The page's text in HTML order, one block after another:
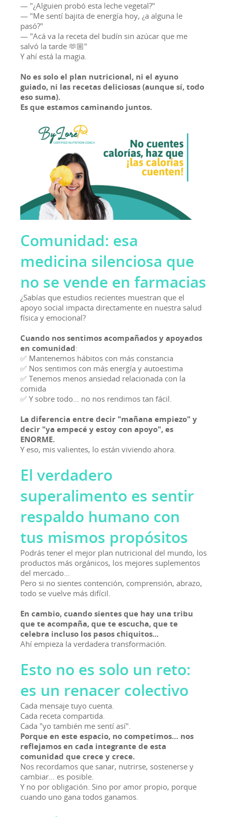
— "¿Alguien probó esta leche vegetal?"
— "Me sentí bajita de energía hoy, ¿a alguna le
pasó?"
— "Acá va la receta del budín sin azúcar que me
salvó la tarde 🫶🏼"
Y ahí está la magia.
No es solo el plan nutricional, ni el ayuno
guiado, ni las recetas deliciosas (aunque sí, todo
eso suma).
Es que estamos caminando juntos.
Comunidad: esa
medicina silenciosa que
no se vende en farmacias
¿Sabías que estudios recientes muestran que el
apoyo social impacta directamente en nuestra salud
física y emocional?
Cuando nos sentimos acompañados y apoyados
en comunidad:
✅ Mantenemos hábitos con más constancia
✅ Nos sentimos con más energía y autoestima
✅ Tenemos menos ansiedad relacionada con la
comida
✅ Y sobre todo… no nos rendimos tan fácil.
La diferencia entre decir "mañana empiezo" y
decir "ya empecé y estoy con apoyo", es
ENORME.
Y eso, mis valientes, lo están viviendo ahora.
El verdadero
superalimento es sentir
respaldo humano con
tus mismos propósitos
Podrás tener el mejor plan nutricional del mundo, los
productos más orgánicos, los mejores suplementos
del mercado…
Pero si no sientes contención, comprensión, abrazo,
todo se vuelve más difícil.
En cambio, cuando sientes que hay una tribu
que te acompaña, que te escucha, que te
celebra incluso los pasos chiquitos...
Ahí empieza la verdadera transformación.
Esto no es solo un reto:
es un renacer colectivo
Cada mensaje tuyo cuenta.
Cada receta compartida.
Cada "yo también me sentí así".
Porque en este espacio, no competimos… nos
reflejamos en cada integrante de esta
comunidad que crece y crece.
Nos recordamos que sanar, nutrirse, sostenerse y
cambiar… es posible.
Y no por obligación. Sino por amor propio, porque
cuando uno gana todos ganamos.